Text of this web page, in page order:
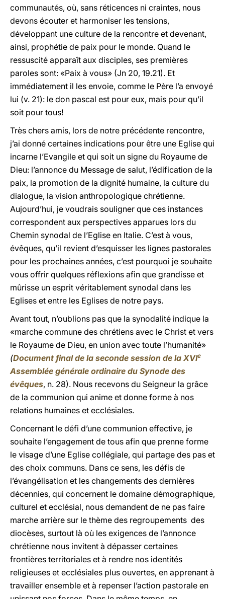
communautés, où, sans réticences ni craintes, nous
devons écouter et harmoniser les tensions,
développant une culture de la rencontre et devenant,
ainsi, prophétie de paix pour le monde. Quand le
ressuscité apparaît aux disciples, ses premières
paroles sont: «Paix à vous» (Jn 20, 19.21). Et
immédiatement il les envoie, comme le Père l’a envoyé
lui (v. 21): le don pascal est pour eux, mais pour qu’il
soit pour tous!
Très chers amis, lors de notre précédente rencontre,
j’ai donné certaines indications pour être une Eglise qui
incarne l’Evangile et qui soit un signe du Royaume de
Dieu: l’annonce du Message de salut, l’édification de la
paix, la promotion de la dignité humaine, la culture du
dialogue, la vision anthropologique chrétienne.
Aujourd’hui, je voudrais souligner que ces instances
correspondent aux perspectives apparues lors du
Chemin synodal de l’Eglise en Italie. C’est à vous,
évêques, qu’il revient d’esquisser les lignes pastorales
pour les prochaines années, c’est pourquoi je souhaite
vous offrir quelques réflexions afin que grandisse et
mûrisse un esprit véritablement synodal dans les
Eglises et entre les Eglises de notre pays.
Avant tout, n’oublions pas que la synodalité indique la
«marche commune des chrétiens avec le Christ et vers
le Royaume de Dieu, en union avec toute l’humanité»
(Document final de la seconde session de la XVIe
Assemblée générale ordinaire du Synode des
évêques, n. 28). Nous recevons du Seigneur la grâce
de la communion qui anime et donne forme à nos
relations humaines et ecclésiales.
Concernant le défi d’une communion effective, je
souhaite l’engagement de tous afin que prenne forme
le visage d’une Eglise collégiale, qui partage des pas et
des choix communs. Dans ce sens, les défis de
l’évangélisation et les changements des dernières
décennies, qui concernent le domaine démographique,
culturel et ecclésial, nous demandent de ne pas faire
marche arrière sur le thème des regroupements des
diocèses, surtout là où les exigences de l’annonce
chrétienne nous invitent à dépasser certaines
frontières territoriales et à rendre nos identités
religieuses et ecclésiales plus ouvertes, en apprenant à
travailler ensemble et à repenser l’action pastorale en